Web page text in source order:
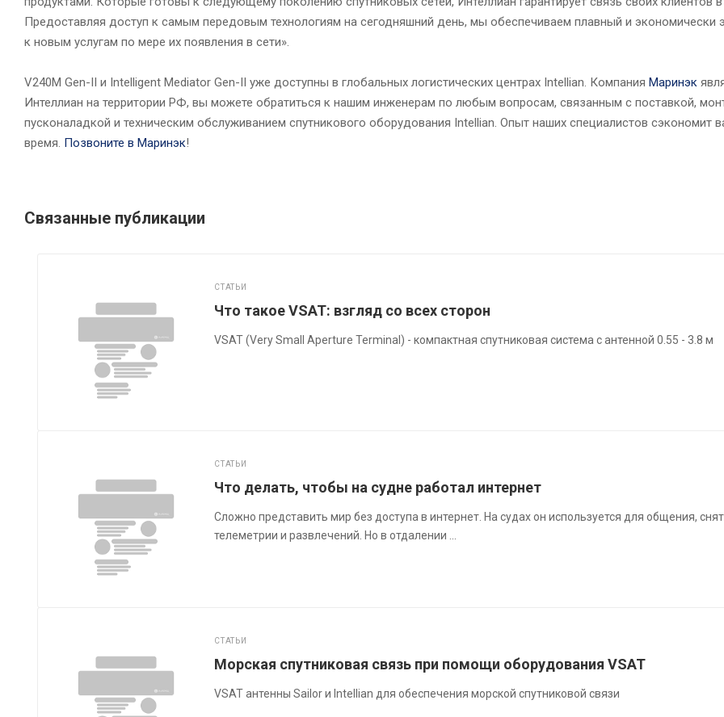
Предоставляя доступ к самым передовым технологиям на сегодняшний день, мы обеспечиваем плавный и экономически
к новым услугам по мере их появления в сети».
V240M Gen-II и Intelligent Mediator Gen-II уже доступны в глобальных логистических центрах Intellian. Компания Маринэк
Интеллиан на территории РФ, вы можете обратиться к нашим инженерам по любым вопросам, связанным с поставкой,
пусконаладкой и техническим обслуживанием спутникового оборудования Intellian. Опыт наших специалистов сэкономит
время. Позвоните в Маринэк!
Связанные публикации
СТАТЬИ
Что такое VSAT: взгляд со всех сторон
VSAT (Very Small Aperture Terminal) - компактная спутниковая система с антенной 0.55 - 3.8 м
СТАТЬИ
Что делать, чтобы на судне работал интернет
Сложно представить мир без доступа в интернет. На судах он используется для общения,
телеметрии и развлечений. Но в отдалении ...
СТАТЬИ
Морская спутниковая связь при помощи оборудования VSAT
VSAT антенны Sailor и Intellian для обеспечения морской спутниковой связи